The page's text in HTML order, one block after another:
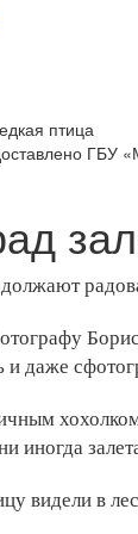
ГБУ
и даже
иногда
видели в